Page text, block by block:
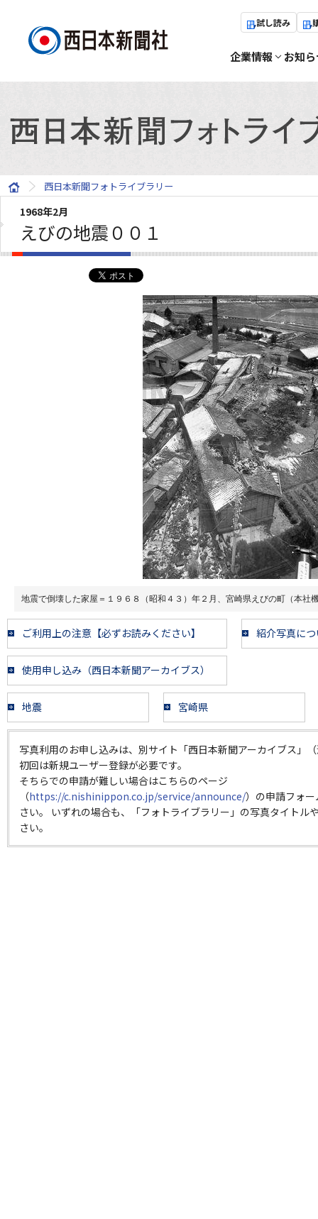
試し読み
企業情報 お知
西日本新聞フォトライブラリー
1968年2月
えびの地震００１
地震で倒壊した家屋＝１９６８（昭和４３）年２月、宮崎県えびの町（本社
ご利用上の注意【必ずお読みください】 紹介写真に
使用申し込み（西日本新聞アーカイブス）
地震 宮崎県
写真利用のお申し込みは、別サイト「西日本新聞アーカイブス」
初回は新規ユーザー登録が必要です。
そちらでの申請が難しい場合はこちらのページ
（https://c.nishinippon.co.jp/service/announce/）の申請フォ
さい。 いずれの場合も、「フォトライブラリー」の写真タイトル
さい。